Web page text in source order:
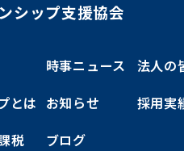
シップ支援協会
とは
税
時事ニュース
お知らせ
ブログ
法人の
採用実